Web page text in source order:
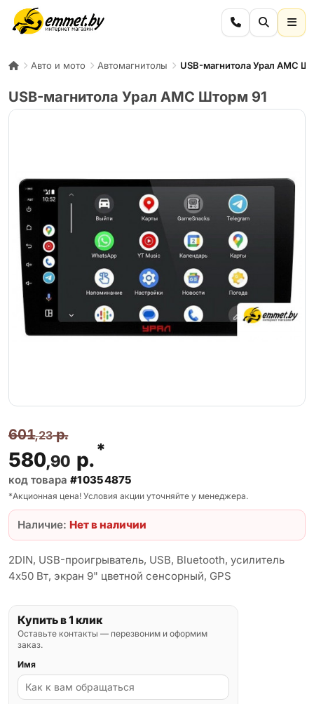
Авто и мото Автомагнитолы USB-магнитола Урал АМС
USB-магнитола Урал АМС Шторм 91
601,23р.
580,90 р.*
код товара #10354875
*Акционная цена! Условия акции уточняйте у менеджера.
Наличие: Нет в наличии
2DIN, USB-проигрыватель, USB, Bluetooth, усилитель
4x50 Вт, экран 9" цветной сенсорный, GPS
Купить в 1 клик
Оставьте контакты — перезвоним и оформим
заказ.
Имя